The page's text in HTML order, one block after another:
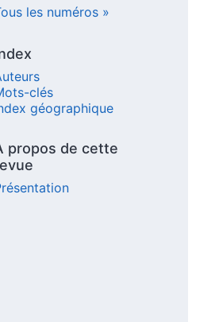
les numéros
clés
géographique
propos de cette